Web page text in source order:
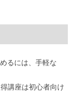
るには、手軽な
講座は初心者向け